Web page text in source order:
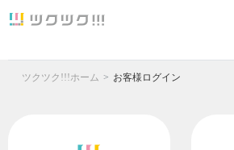
ツクツク!!!ホーム お客様ログイン